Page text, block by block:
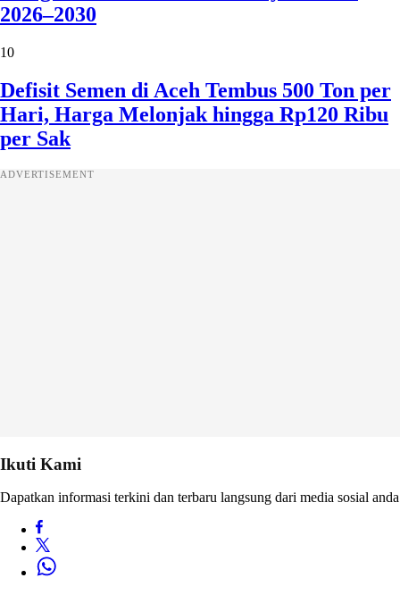
2026–2030
10
Defisit Semen di Aceh Tembus 500 Ton per
Hari, Harga Melonjak hingga Rp120 Ribu
per Sak
ADVERTISEMENT
Ikuti Kami
Dapatkan informasi terkini dan terbaru langsung dari media sosial anda